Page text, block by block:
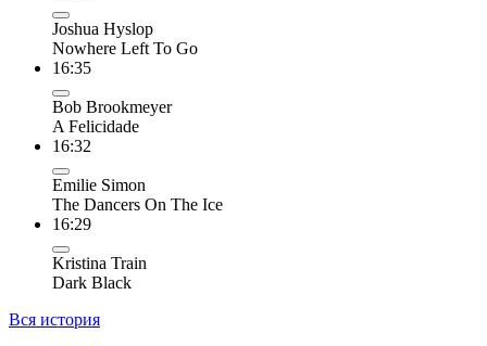
Joshua Hyslop
Nowhere Left To Go
16:35
Bob Brookmeyer
A Felicidade
16:32
Emilie Simon
The Dancers On The Ice
16:29
Kristina Train
Dark Black
Вся история